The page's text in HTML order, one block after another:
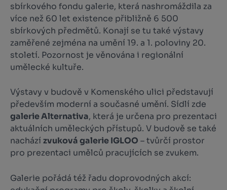
sbírkového fondu galerie, která nashromáždila za
více než 60 let existence přibližně 6 500
sbírkových předmětů. Konají se tu také výstavy
zaměřené zejména na umění 19. a 1. poloviny 20.
století. Pozornost je věnována i regionální
umělecké kultuře.
Výstavy v budově v Komenského ulici představují
především moderní a současné umění. Sídlí zde
galerie Alternativa, která je určena pro prezentaci
aktuálních uměleckých přístupů. V budově se také
nachází zvuková galerie IGLOO – tvůrčí prostor
pro prezentaci umělců pracujících se zvukem.
Galerie pořádá též řadu doprovodných akcí: